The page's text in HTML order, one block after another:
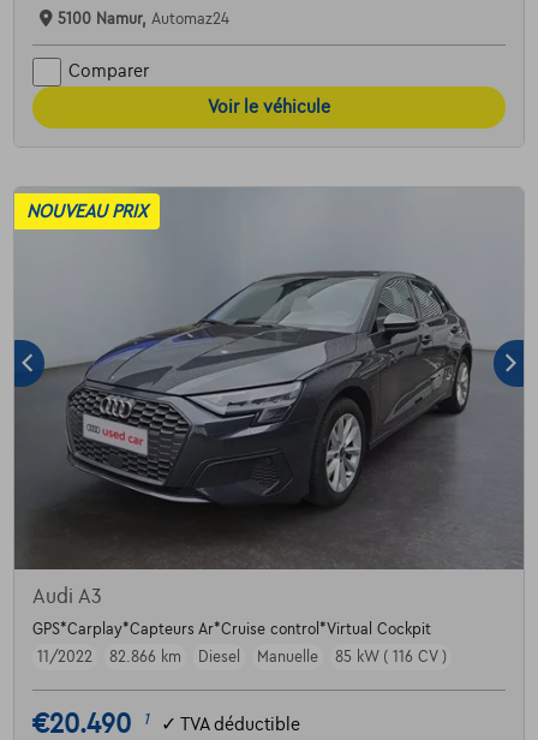
5100 Namur, Automaz24
Comparer
Voir le véhicule
NOUVEAU PRIX
Audi A3
GPS*Carplay*Capteurs Ar*Cruise control*Virtual Cockpit
11/2022
82.866 km Diesel Manuelle 85 kW ( 116 CV )
€20.490 1 ✓ TVA déductible